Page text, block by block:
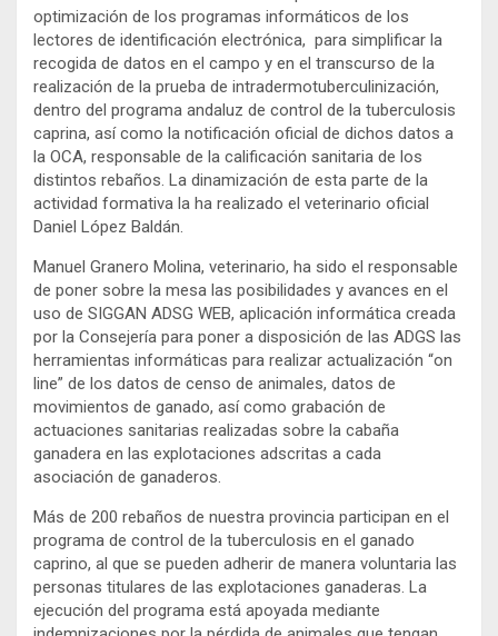
optimización de los programas informáticos de los
lectores de identificación electrónica, para simplificar la
recogida de datos en el campo y en el transcurso de la
realización de la prueba de intradermotuberculinización,
dentro del programa andaluz de control de la tuberculosis
caprina, así como la notificación oficial de dichos datos a
la OCA, responsable de la calificación sanitaria de los
distintos rebaños. La dinamización de esta parte de la
actividad formativa la ha realizado el veterinario oficial
Daniel López Baldán.
Manuel Granero Molina, veterinario, ha sido el responsable
de poner sobre la mesa las posibilidades y avances en el
uso de SIGGAN ADSG WEB, aplicación informática creada
por la Consejería para poner a disposición de las ADGS las
herramientas informáticas para realizar actualización “on
line” de los datos de censo de animales, datos de
movimientos de ganado, así como grabación de
actuaciones sanitarias realizadas sobre la cabaña
ganadera en las explotaciones adscritas a cada
asociación de ganaderos.
Más de 200 rebaños de nuestra provincia participan en el
programa de control de la tuberculosis en el ganado
caprino, al que se pueden adherir de manera voluntaria las
personas titulares de las explotaciones ganaderas. La
ejecución del programa está apoyada mediante